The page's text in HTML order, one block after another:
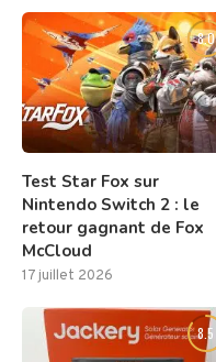
8.0
Test Star Fox sur
Nintendo Switch 2 : le
retour gagnant de Fox
McCloud
17 juillet 2026
8.5